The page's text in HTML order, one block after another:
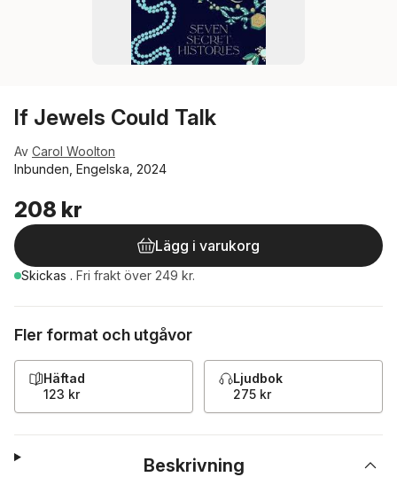
If Jewels Could Talk
Av Carol Woolton
Inbunden, Engelska, 2024
208 kr
Lägg i varukorg
Skickas . Fri frakt över 249 kr.
Fler format och utgåvor
Häftad
123 kr
Ljudbok
275 kr
Beskrivning